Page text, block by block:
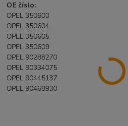
OE číslo:
OPEL 350600
OPEL 350604
OPEL 350605
OPEL 350609
OPEL 90288270
OPEL 90334075
OPEL 90445137
OPEL 90468930